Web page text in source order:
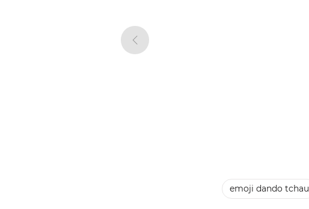
emoji dando tchau